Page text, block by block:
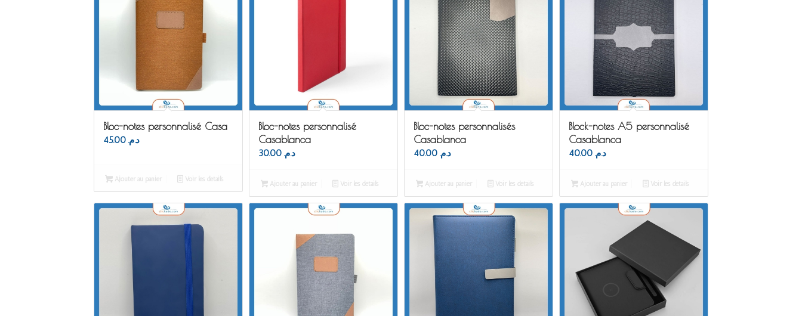
Bloc-notes personnalisé Casa
د.م. 45.00
Ajouter au panier Voir les détails
Bloc-notes personnalisé
Casablanca
د.م. 30.00
Ajouter au panier Voir les détails
Bloc-notes personnalisés
Casablanca
د.م. 40.00
Ajouter au panier Voir les détails
Block-notes A5 personnalisé
Casablanca
د.م. 40.00
Ajouter au panier Voir les détails